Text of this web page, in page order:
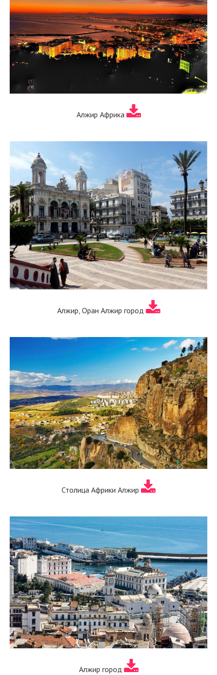
Алжир Африка
Алжир, Оран Алжир город
Столица Африки Алжир
Алжир город